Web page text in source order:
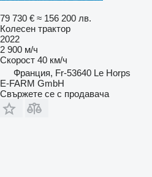
79 730 € ≈ 156 200 лв.
Колесен трактор
2022
2 900 м/ч
Скорост 40 км/ч
Франция, Fr-53640 Le Horps
E-FARM GmbH
Свържете се с продавача